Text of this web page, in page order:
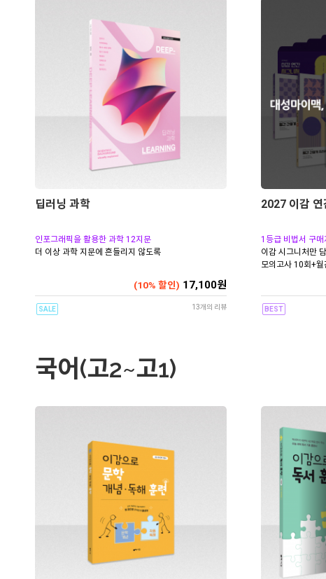
딥러닝 과학
인포그래픽을 활용한 과학 12지문
더 이상 과학 지문에 흔들리지 않도록
(10% 할인) 17,100원
SALE 13개의 리뷰
2027 이감 연
1등급 비법서 구매
이감 시그니처만
모의고사 10회+
BEST
국어(고2~고1)